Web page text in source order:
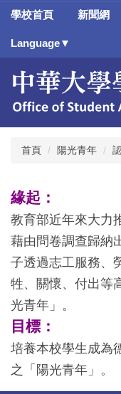
跳
主
容
區
學校首頁 新聞網
Language▼
首頁 陽光青年
緣起：
教育部近年來大力
藉由問卷調查歸納
子透過志工服務、
牲、關懷、付出等
光青年」。
目標：
培養本校學生成為
之「陽光青年」。